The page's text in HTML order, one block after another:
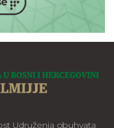
Udruženja obuhvata